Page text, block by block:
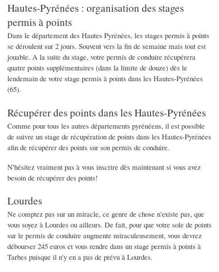
Hautes-Pyrénées : organisation des stages
permis à points
Dans le département des Hautes Pyrénées, les stages permis à points
se déroulent sur 2 jours. Souvent vers la fin de semaine mais tout est
jouable. A la suite du stage, votre permis de conduire récupérera
quatre points supplémentaires (dans la limite de douze) dès le
lendemain de votre stage permis à points dans les Hautes-Pyrénées
(65).
Récupérer des points dans les Hautes-Pyrénées
Comme pour tous les autres départements pyrénéens, il est possible
de suivre un stage de récupération de points dans les Hautes-Pyrénées
afin de récupérer des points sur son permis de conduire.
N'hésitez vraiment pas à vous inscrire dès maintenant si vous avez
besoin de récupérer des points!
Lourdes
Ne comptez pas sur un miracle, ce genre de chose n'existe pas, que
vous soyez à Lourdes ou ailleurs. De fait, pour que votre sole de points
sur le permis de conduire augmente miraculeusement, vous devrez
débourser 245 euros et vous rendre dans un stage permis à points à
Tarbes puisque il n'y en a pas de prévu à Lourdes.